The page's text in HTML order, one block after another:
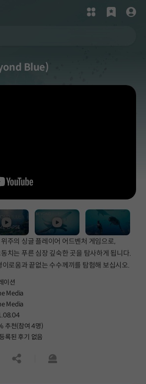
Blue)
주의 싱글 플레이어 어드벤처 게임으로,
치는 푸른 심장 깊숙한 곳을 탐사하게 됩니다.
로움과 끝없는 수수께끼를 탐험해 보십시오.
이션
Media
Media
추천(참여 4명)
록된 후기 없음
공유하기신고하기